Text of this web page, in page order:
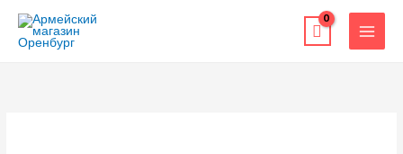
Перейти
содержимому